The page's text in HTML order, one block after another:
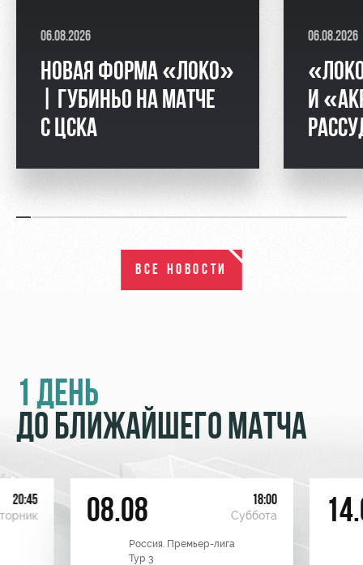
06.08.2026
НОВАЯ ФОРМА «ЛОКО»
| ГУБИНЬО НА МАТЧЕ
С ЦСКА
06.08.2026
И
ВСЕ НОВОСТИ
1 ДЕНЬ
ДО БЛИЖАЙШЕГО МАТЧА
20:45 08.08 18:00
Суббота
Россия. Премьер-лига
Тур 3